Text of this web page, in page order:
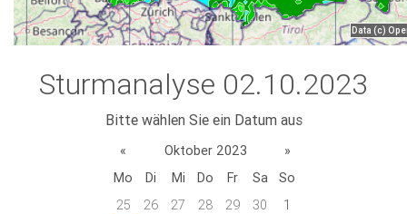
Sturmanalyse 02.10.2023
Bitte wählen Sie ein Datum aus
« Oktober 2023
»
Mo
Di Mi Do Fr Sa
So
25
26 27 28 29 30
1